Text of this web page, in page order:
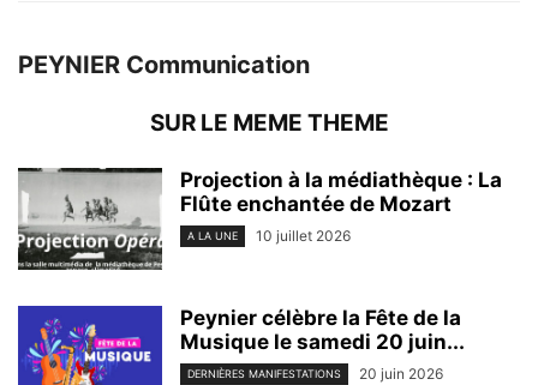
PEYNIER Communication
SUR LE MEME THEME
Projection à la médiathèque : La
Flûte enchantée de Mozart
A LA UNE 10 juillet 2026
Peynier célèbre la Fête de la
Musique le samedi 20 juin...
DERNIÈRES MANIFESTATIONS 20 juin 2026